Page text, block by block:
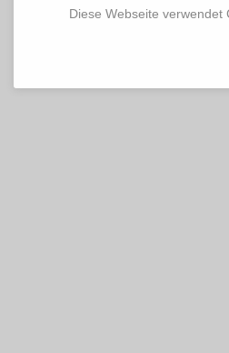
Diese Webseite